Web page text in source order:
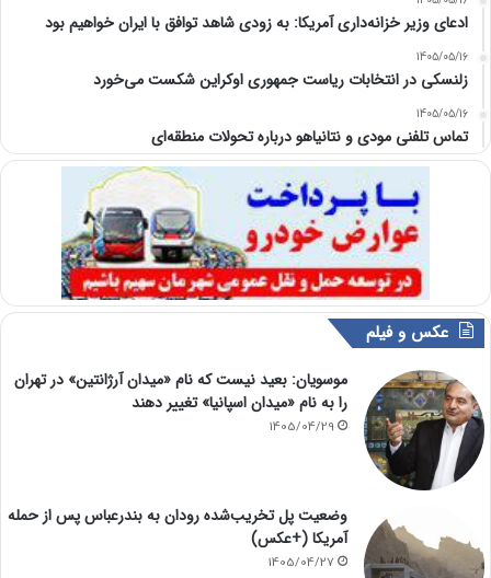
ادعای وزیر خزانه‌داری آمریکا: به زودی شاهد توافق با ایران خواهیم بود
1405/05/16
زلنسکی در انتخابات ریاست جمهوری اوکراین شکست می‌خورد
1405/05/16
تماس تلفنی مودی و نتانیاهو درباره تحولات منطقه‌ای
عکس و فیلم
موسویان: بعید نیست که نام «میدان آرژانتین» در تهران
را به نام «میدان اسپانیا» تغییر دهند
1405/04/29
وضعیت پل تخریب‌شده رودان به بندرعباس پس از حمله
آمریکا (+عکس)
1405/04/27